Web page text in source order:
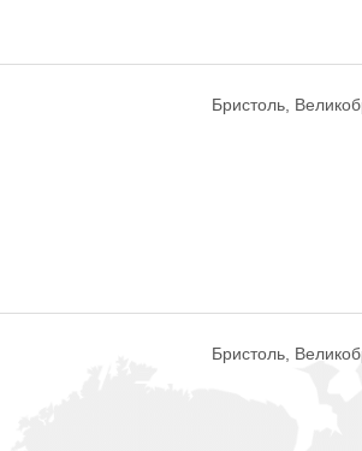
Бристоль,
Бристоль,